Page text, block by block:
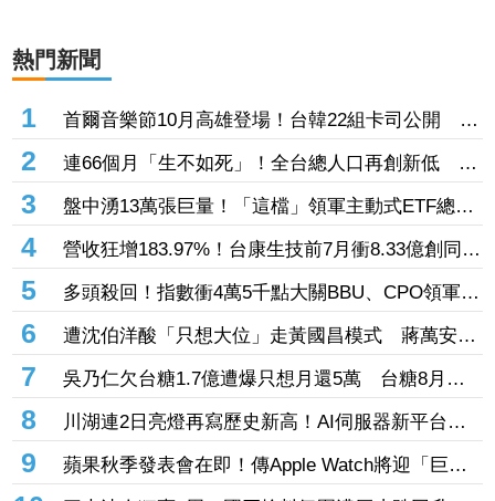
熱門新聞
1
首爾音樂節10月高雄登場！台韓22組卡司公開
SUPER JUNIOR-K.R.Y.睽違7年合體
2
連66個月「生不如死」！全台總人口再創新低 7
月新生兒不足8千人
3
盤中湧13萬張巨量！「這檔」領軍主動式ETF總規
模飆升 外資已撒22.8億掃進00403A逾23萬張
4
營收狂增183.97%！台康生技前7月衝8.33億創同期
次高 股價飆漲9%衝52.6元
5
多頭殺回！指數衝4萬5千點大關BBU、CPO領軍
台達電、新盛力、聯亞、華星光齊亮燈
6
遭沈伯洋酸「只想大位」走黃國昌模式 蔣萬安反
轟綠：執政10年就這模式
7
吳乃仁欠台糖1.7億遭爆只想月還5萬 台糖8月下
旬協商若破局將再聲請管收
8
川湖連2日亮燈再寫歷史新高！AI伺服器新平台放
量 本土投顧喊買：目標價17500元
9
蘋果秋季發表會在即！傳Apple Watch將迎「巨大
變動」 10年方形螢幕恐走入歷史